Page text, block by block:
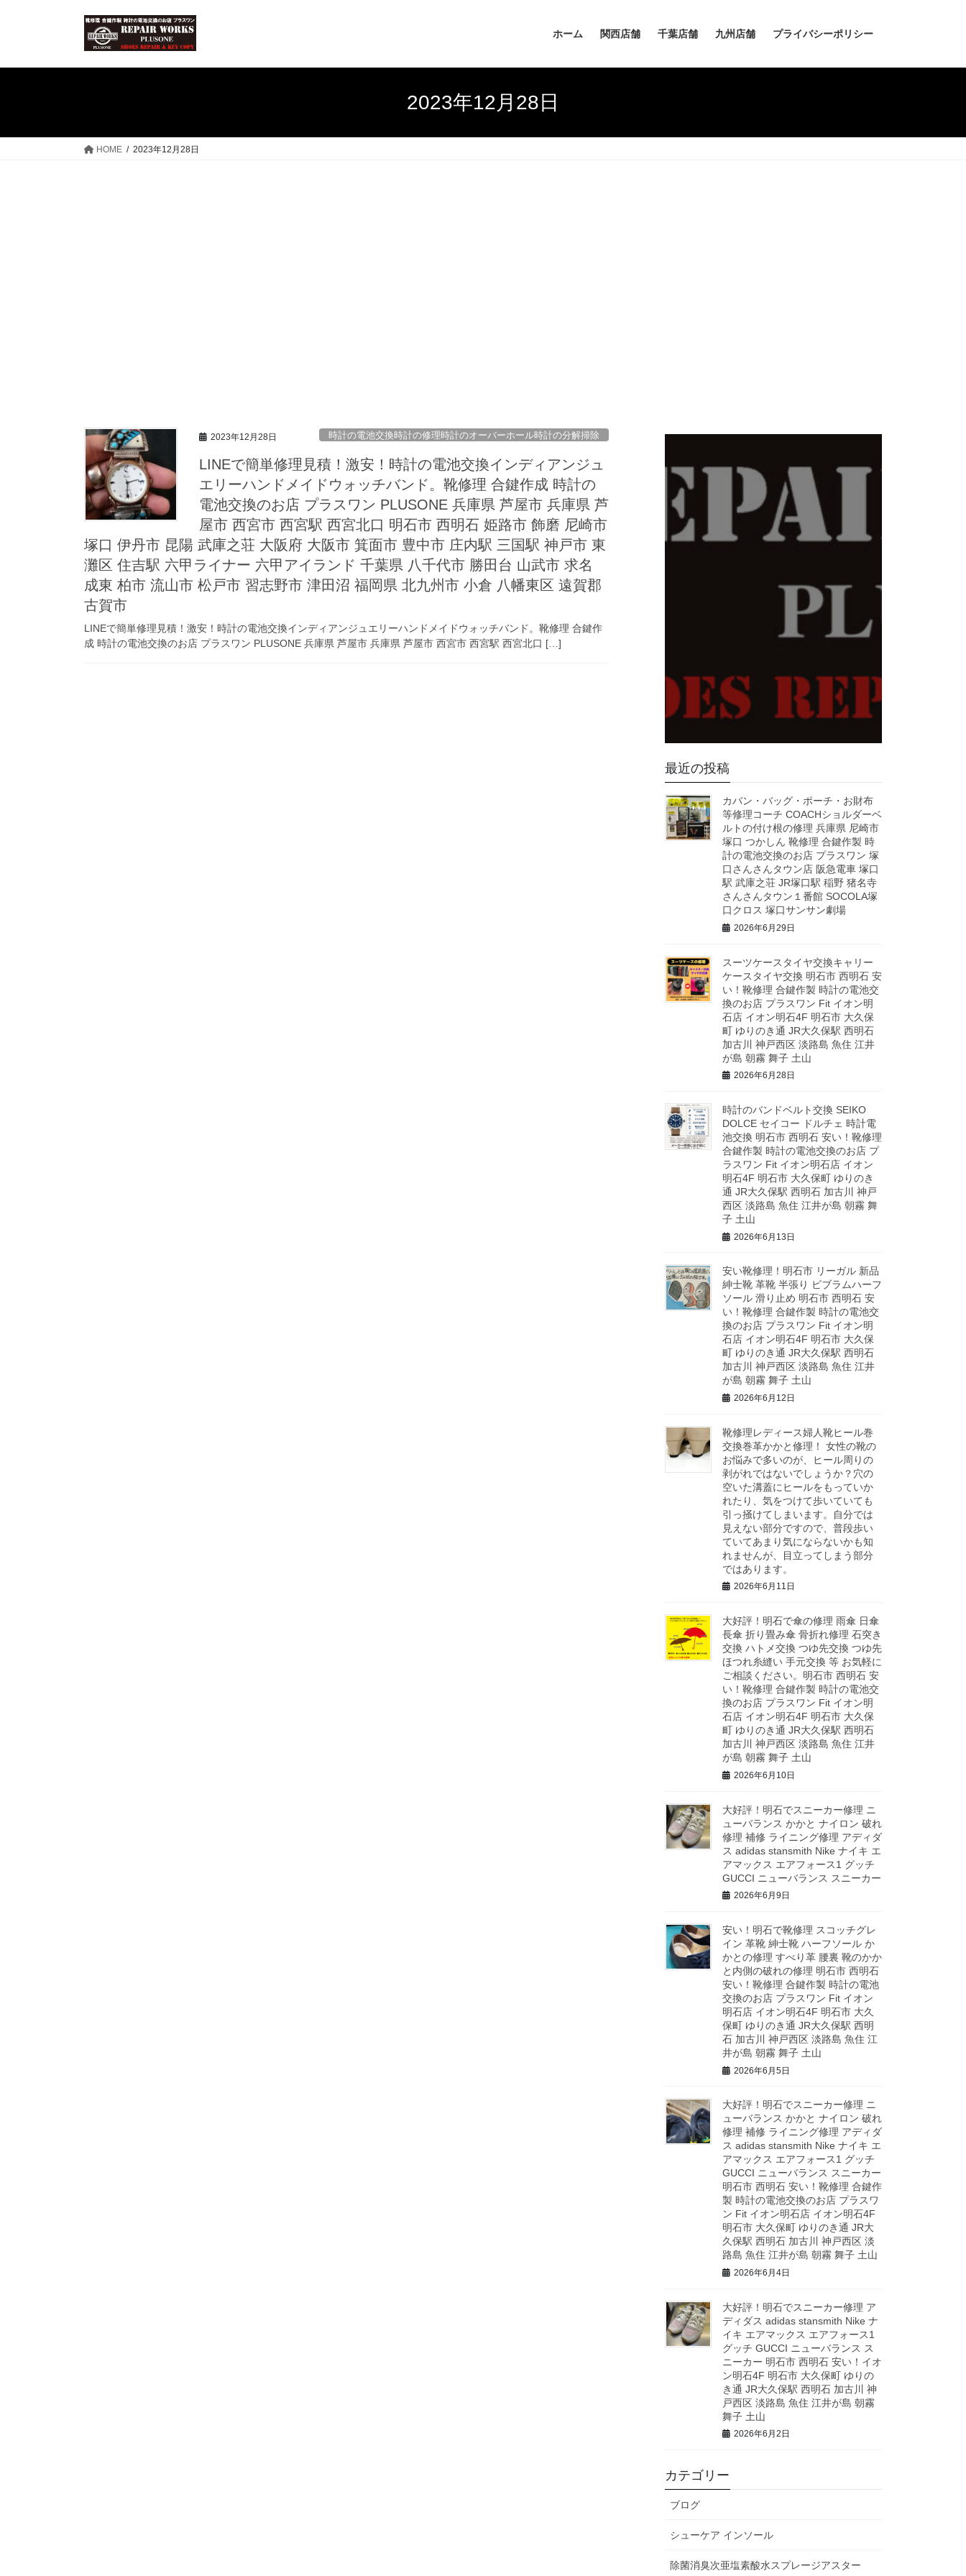
ホーム 関西店舗 千葉店舗 九州店舗 プライバシーポリシー
2023年12月28日
HOME 2023年12月28日
2023年12月28日 時計の電池交換時計の修理時計のオーバーホール時計の分解掃除
LINEで簡単修理見積！激安！時計の電池交換インディアンジュ
エリーハンドメイドウォッチバンド。靴修理 合鍵作成 時計の
電池交換のお店 プラスワン PLUSONE 兵庫県 芦屋市 兵庫県 芦
屋市 西宮市 西宮駅 西宮北口 明石市 西明石 姫路市 飾磨 尼崎市
塚口 伊丹市 昆陽 武庫之荘 大阪府 大阪市 箕面市 豊中市 庄内駅 三国駅 神戸市 東
灘区 住吉駅 六甲ライナー 六甲アイランド 千葉県 八千代市 勝田台 山武市 求名
成東 柏市 流山市 松戸市 習志野市 津田沼 福岡県 北九州市 小倉 八幡東区 遠賀郡
古賀市
LINEで簡単修理見積！激安！時計の電池交換インディアンジュエリーハンドメイドウォッチバンド。靴修理 合鍵作
成 時計の電池交換のお店 プラスワン PLUSONE 兵庫県 芦屋市 兵庫県 芦屋市 西宮市 西宮駅 西宮北口 […]
最近の投稿
カバン・バッグ・ポーチ・お財布
等修理コーチ COACHショルダーベ
ルトの付け根の修理 兵庫県 尼崎市
塚口 つかしん 靴修理 合鍵作製 時
計の電池交換のお店 プラスワン 塚
口さんさんタウン店 阪急電車 塚口
駅 武庫之荘 JR塚口駅 稲野 猪名寺
さんさんタウン１番館 SOCOLA塚
口クロス 塚口サンサン劇場
2026年6月29日
スーツケースタイヤ交換キャリー
ケースタイヤ交換 明石市 西明石 安
い！靴修理 合鍵作製 時計の電池交
換のお店 プラスワン Fit イオン明
石店 イオン明石4F 明石市 大久保
町 ゆりのき通 JR大久保駅 西明石
加古川 神戸西区 淡路島 魚住 江井
が島 朝霧 舞子 土山
2026年6月28日
時計のバンドベルト交換 SEIKO
DOLCE セイコー ドルチェ 時計電
池交換 明石市 西明石 安い！靴修理
合鍵作製 時計の電池交換のお店 プ
ラスワン Fit イオン明石店 イオン
明石4F 明石市 大久保町 ゆりのき
通 JR大久保駅 西明石 加古川 神戸
西区 淡路島 魚住 江井が島 朝霧 舞
子 土山
2026年6月13日
安い靴修理！明石市 リーガル 新品
紳士靴 革靴 半張り ビブラムハーフ
ソール 滑り止め 明石市 西明石 安
い！靴修理 合鍵作製 時計の電池交
換のお店 プラスワン Fit イオン明
石店 イオン明石4F 明石市 大久保
町 ゆりのき通 JR大久保駅 西明石
加古川 神戸西区 淡路島 魚住 江井
が島 朝霧 舞子 土山
2026年6月12日
靴修理レディース婦人靴ヒール巻
交換巻革かかと修理！ 女性の靴の
お悩みで多いのが、ヒール周りの
剥がれではないでしょうか？穴の
空いた溝蓋にヒールをもっていか
れたり、気をつけて歩いていても
引っ掻けてしまいます。自分では
見えない部分ですので、普段歩い
ていてあまり気にならないかも知
れませんが、目立ってしまう部分
ではあります。
2026年6月11日
大好評！明石で傘の修理 雨傘 日傘
長傘 折り畳み傘 骨折れ修理 石突き
交換 ハトメ交換 つゆ先交換 つゆ先
ほつれ糸縫い 手元交換 等 お気軽に
ご相談ください。明石市 西明石 安
い！靴修理 合鍵作製 時計の電池交
換のお店 プラスワン Fit イオン明
石店 イオン明石4F 明石市 大久保
町 ゆりのき通 JR大久保駅 西明石
加古川 神戸西区 淡路島 魚住 江井
が島 朝霧 舞子 土山
2026年6月10日
大好評！明石でスニーカー修理 ニ
ューバランス かかと ナイロン 破れ
修理 補修 ライニング修理 アディダ
ス adidas stansmith Nike ナイキ エ
アマックス エアフォース1 グッチ
GUCCI ニューバランス スニーカー
2026年6月9日
安い！明石で靴修理 スコッチグレ
イン 革靴 紳士靴 ハーフソール か
かとの修理 すべり革 腰裏 靴のかか
と内側の破れの修理 明石市 西明石
安い！靴修理 合鍵作製 時計の電池
交換のお店 プラスワン Fit イオン
明石店 イオン明石4F 明石市 大久
保町 ゆりのき通 JR大久保駅 西明
石 加古川 神戸西区 淡路島 魚住 江
井が島 朝霧 舞子 土山
2026年6月5日
大好評！明石でスニーカー修理 ニ
ューバランス かかと ナイロン 破れ
修理 補修 ライニング修理 アディダ
ス adidas stansmith Nike ナイキ エ
アマックス エアフォース1 グッチ
GUCCI ニューバランス スニーカー
明石市 西明石 安い！靴修理 合鍵作
製 時計の電池交換のお店 プラスワ
ン Fit イオン明石店 イオン明石4F
明石市 大久保町 ゆりのき通 JR大
久保駅 西明石 加古川 神戸西区 淡
路島 魚住 江井が島 朝霧 舞子 土山
2026年6月4日
大好評！明石でスニーカー修理 ア
ディダス adidas stansmith Nike ナ
イキ エアマックス エアフォース1
グッチ GUCCI ニューバランス ス
ニーカー 明石市 西明石 安い！イオ
ン明石4F 明石市 大久保町 ゆりの
き通 JR大久保駅 西明石 加古川 神
戸西区 淡路島 魚住 江井が島 朝霧
舞子 土山
2026年6月2日
カテゴリー
ブログ
シューケア インソール
除菌消臭次亜塩素酸水スプレージアスター